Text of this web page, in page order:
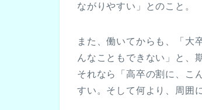
ながりやすい」とのこと。
また、働いてからも、「大
んなこともできない」と、
それなら「高卒の割に、こ
すい。そして何より、周囲